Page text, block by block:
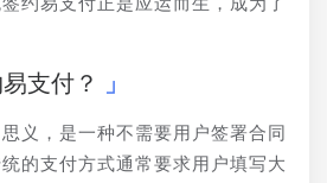
支付？
义，是一种不需要用户签署合同
的支付方式通常要求用户填写大